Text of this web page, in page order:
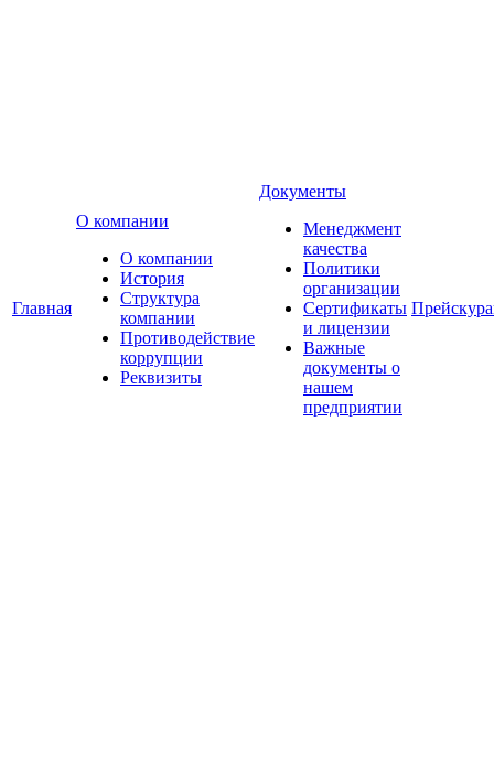
Главная
О компании
О компании
История
Структура
компании
Противодействие
коррупции
Реквизиты
Документы
Менеджмент
качества
Политики
организации
Сертификаты
и лицензии
Важные
документы о
нашем
предприятии